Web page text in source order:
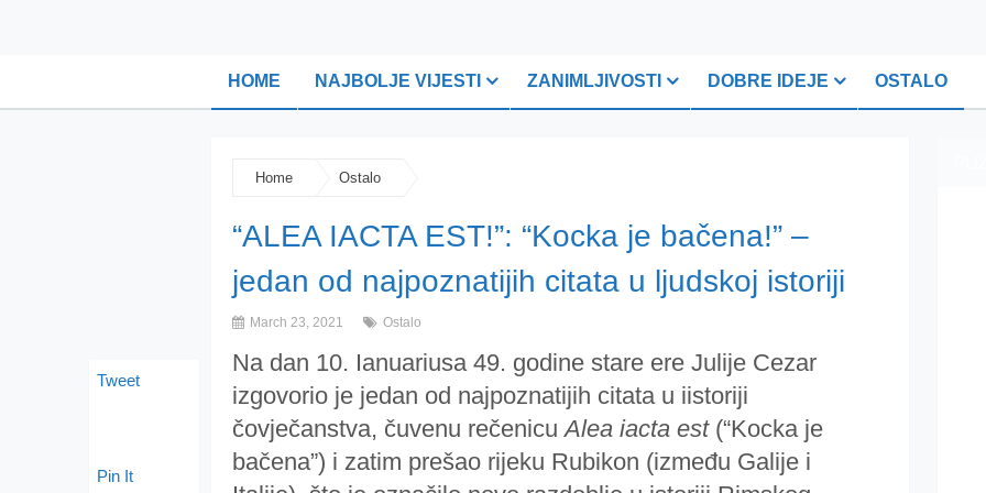
HOME NAJBOLJE VIJESTI ZANIMLJIVOSTI DOBRE IDEJE OSTALO
Home Ostalo
“ALEA IACTA EST!”: “Kocka je bačena!” –
jedan od najpoznatijih citata u ljudskoj istoriji
March 23, 2021 Ostalo
Na dan 10. Ianuariusa 49. godine stare ere Julije Cezar
izgovorio je jedan od najpoznatijih citata u iistoriji
čovječanstva, čuvenu rečenicuAlea iacta est(“Kocka je
bačena”) i zatim prešao rijeku Rubikon (između Galije i
Tweet
Pin It